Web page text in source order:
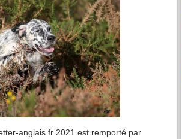
anglais.fr 2021 est remporté par